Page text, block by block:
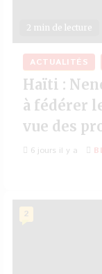
2 min de lecture
ACTUALITÉS
Haïti :
à fédérer
vue des
6 jours il y a
2